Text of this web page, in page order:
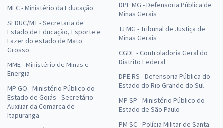
MEC - Ministério da Educação
SEDUC/MT - Secretaria de
Estado de Educação, Esporte e
Lazer do estado de Mato
Grosso
MME - Ministério de Minas e
Energia
MP GO - Ministério Público do
Estado de Goiás - Secretário
Auxiliar da Comarca de
Itapuranga
DPE MG - Defensoria Pública de
Minas Gerais
TJ MG - Tribunal de Justiça de
Minas Gerais
CGDF - Controladoria Geral do
Distrito Federal
DPE RS - Defensoria Pública do
Estado do Rio Grande do Sul
MP SP - Ministério Público do
Estado de São Paulo
PM SC - Polícia Militar de Santa